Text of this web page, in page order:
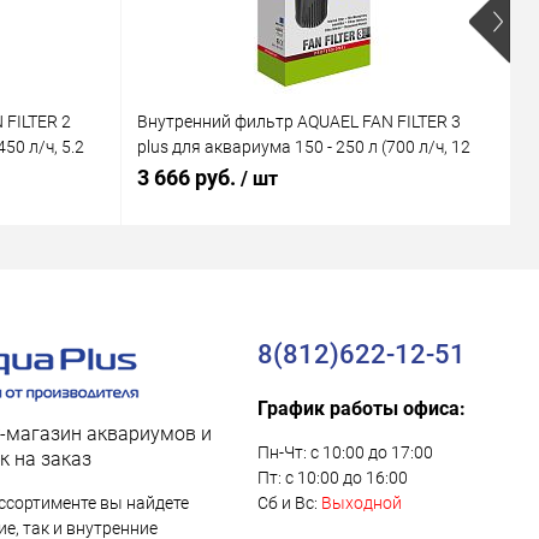
2
л/ч, 5.2
Внутренний фильтр AQUAEL FAN FILTER 3
plus для аквариума 150 - 250 л (700 л/ч, 12
Вт)
3 666 руб. / шт
магазин аквариумов и
на заказ
вы найдете
так и внутренние
8(812)622-12-51
График работы офиса:
Пн-Чт: с 10:00 до 17:00
Пт: с 10:00 до 16:00
Сб и Вс: Выходной